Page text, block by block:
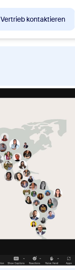
Vertrieb kontaktieren